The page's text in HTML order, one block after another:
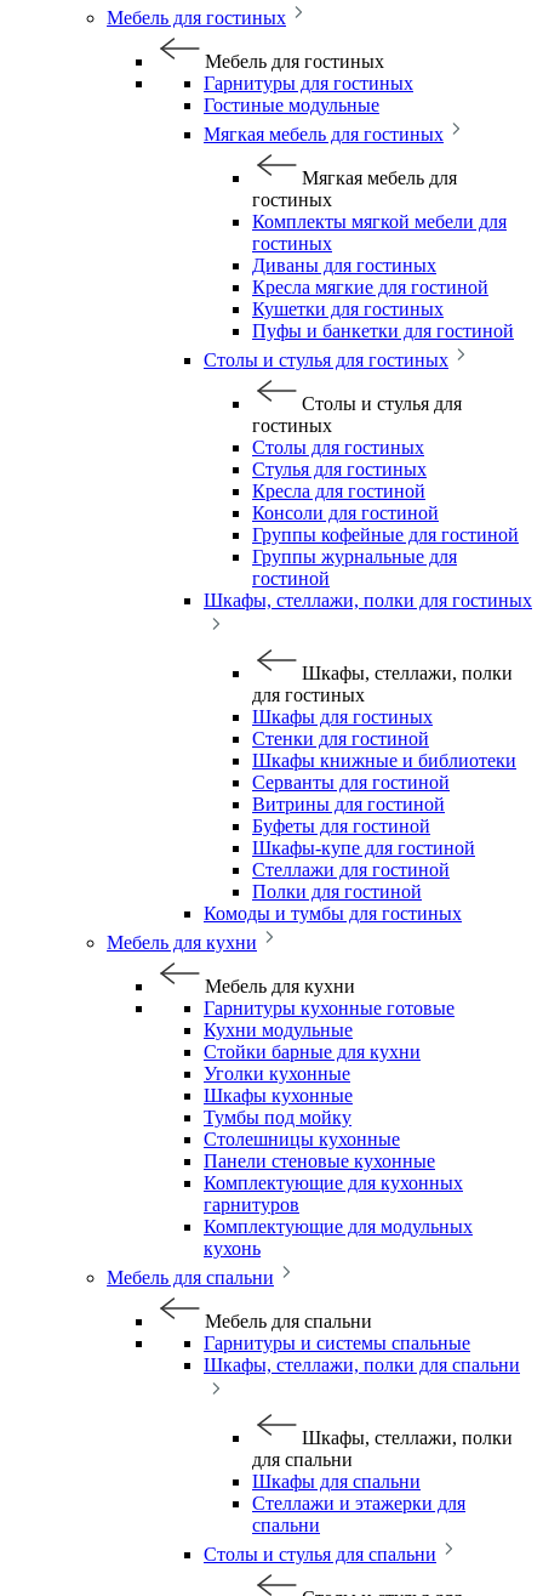
Мебель для гостиных
Мебель для гостиных
Гарнитуры для гостиных
Гостиные модульные
Мягкая мебель для гостиных
Мягкая мебель для
гостиных
Комплекты мягкой мебели для
гостиных
Диваны для гостиных
Кресла мягкие для гостиной
Кушетки для гостиных
Пуфы и банкетки для гостиной
Столы и стулья для гостиных
Столы и стулья для
гостиных
Столы для гостиных
Стулья для гостиных
Кресла для гостиной
Консоли для гостиной
Группы кофейные для гостиной
Группы журнальные для
гостиной
Шкафы, стеллажи, полки для гостиных
Шкафы, стеллажи, полки
для гостиных
Шкафы для гостиных
Стенки для гостиной
Шкафы книжные и библиотеки
Серванты для гостиной
Витрины для гостиной
Буфеты для гостиной
Шкафы-купе для гостиной
Стеллажи для гостиной
Полки для гостиной
Комоды и тумбы для гостиных
Мебель для кухни
Мебель для кухни
Гарнитуры кухонные готовые
Кухни модульные
Стойки барные для кухни
Уголки кухонные
Шкафы кухонные
Тумбы под мойку
Столешницы кухонные
Панели стеновые кухонные
Комплектующие для кухонных
гарнитуров
Комплектующие для модульных
кухонь
Мебель для спальни
Мебель для спальни
Гарнитуры и системы спальные
Шкафы, стеллажи, полки для спальни
Шкафы, стеллажи, полки
для спальни
Шкафы для спальни
Стеллажи и этажерки для
спальни
Столы и стулья для спальни